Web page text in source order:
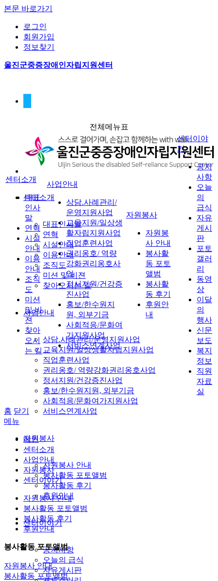
본문 바로가기
로그인
회원가입
정보찾기
울진군중증장애인자립지원센터
센터소개
대표인사말
연혁
시설안내
이용안내
조직도
미션 및 비젼
찾아오시는 길
사업안내
상담.사례관리/운영지원사업
교육지원/일상생활자립지원사업
직업훈련사업
권리옹호/ 역량강화권리옹호사업
정서지원/건강증진사업
홍보/한수원지원, 외부기금
사회적응/문화여가지원사업
서비스연계사업
자원봉사
자원봉사 안내
봉사활동 포토앨범
봉사활동 후기
후원안내
센터이야기
공지사항
오늘의 급식
자유게시판
전체메뉴표
센터소개
대표
인사
말
연혁
시설
안내
이용
안내
조직
도
미션
및 비
젼
찾아
오시
는 길
사업안내
상담.사례관리/
운영지원사업
교육지원/일상생
활자립지원사업
직업훈련사업
권리옹호/ 역량
강화권리옹호사
업
정서지원/건강증
진사업
홍보/한수원지
원, 외부기금
사회적응/문화여
가지원사업
서비스연계사업
자원봉사
자원봉
사 안내
봉사활
동 포토
앨범
봉사활
동 후기
후원안
내
센터이야
기
공지
사항
오늘
의
급식
자유
게시
판
포토
갤러
리
동영
상
이달
의
행사
신문
보도
복지
정보
직원
자료
실
홈 닫기
메뉴
메인
센터소개
사업안내
자원봉사
센터이야기
자원봉사 안내
봉사활동 포토앨범
봉사활동 후기
후원안내
봉사활동 포토앨범
자원봉사 안내
봉사활동 포토앨범